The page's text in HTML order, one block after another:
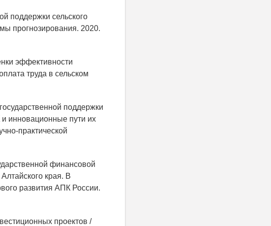
поддержки сельского
прогнозирования. 2020.
эффективности
труда в сельском
поддержки
инновационные пути их
практической
финансовой
края. В
развития АПК России.
проектов /